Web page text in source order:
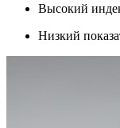
Высокий
Низкий